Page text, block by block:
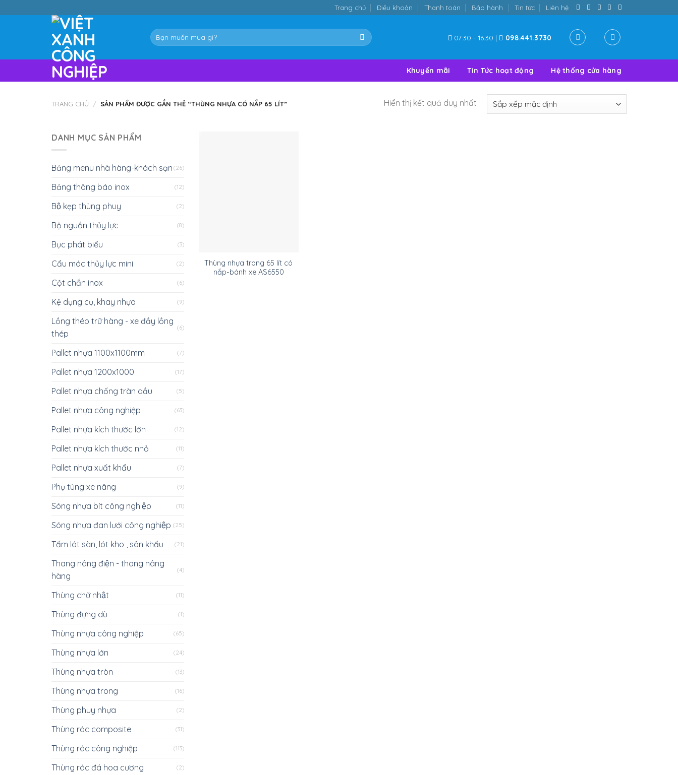
to
Trang chủ Điều khoản Thanh toán Bảo hành Tin tức Liên hệ
Tìm
kiếm:
07:30 - 16:30 | 098.441.3730
Khuyến mãi Tin Tức hoạt động Hệ thống cửa hàng
TRANG CHỦ / SẢN PHẨM ĐƯỢC GẮN THẺ “THÙNG NHỰA CÓ NẮP 65 LÍT” Hiển thị kết quả duy nhất
DANH MỤC SẢN PHẨM
Bảng menu nhà hàng-khách sạn (26)
Bảng thông báo inox (12)
Bộ kẹp thùng phuy (2)
Bộ nguồn thủy lực (8)
Bục phát biểu (3)
Cẩu móc thủy lực mini (2)
Cột chắn inox (6)
Kệ dụng cụ, khay nhựa (9)
Lồng thép trữ hàng - xe đầy lồng
thép
(6)
Pallet nhựa 1100x1100mm (7)
Pallet nhựa 1200x1000 (17)
Pallet nhựa chống tràn dầu (5)
Pallet nhựa công nghiệp (63)
Pallet nhựa kích thước lớn (12)
Pallet nhựa kích thước nhỏ (11)
Pallet nhựa xuất khẩu (7)
Phụ tùng xe nâng (9)
Sóng nhựa bít công nghiệp (11)
Sóng nhựa đan lưới công nghiệp (25)
Tấm lót sàn, lót kho , sân khấu (21)
Thang nâng điện - thang nâng
hàng
(4)
Thùng chữ nhật (11)
Thùng đựng dù (1)
Thùng nhựa công nghiệp (65)
Thùng nhựa lớn (24)
Thùng nhựa tròn (13)
Thùng nhựa trong (16)
Thùng phuy nhựa (2)
Thùng rác composite (31)
Thùng rác công nghiệp (113)
Thùng rác đá hoa cương (2)
Thùng nhựa trong 65 lít có
nắp-bánh xe AS6550